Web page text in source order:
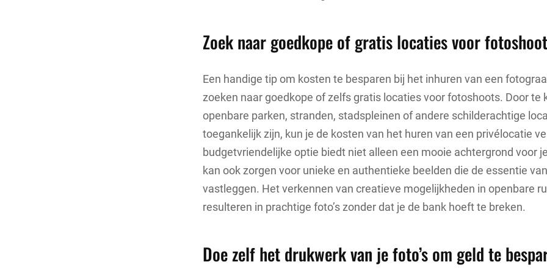
Zoek naar goedkope of gratis locaties voor
Een handige tip om kosten te besparen bij het inhuren van een
zoeken naar goedkope of zelfs gratis locaties voor fotoshoots. Door te
openbare parken, stranden, stadspleinen of andere schilderachtige
toegankelijk zijn, kun je de kosten van het huren van een privélocatie
budgetvriendelijke optie biedt niet alleen een mooie achtergrond voor
kan ook zorgen voor unieke en authentieke beelden die de essentie
vastleggen. Het verkennen van creatieve mogelijkheden in openbare
resulteren in prachtige foto’s zonder dat je de bank hoeft te breken.
Doe zelf het drukwerk van je foto’s om geld te